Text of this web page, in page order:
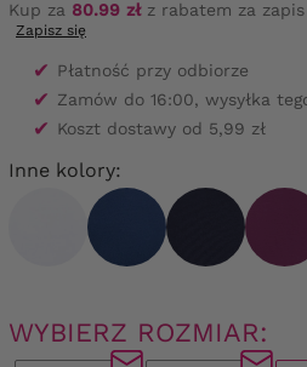
Kup za 80.99 złz rabatem za
Zapisz się
✔ Płatność przy odbiorze
✔ Zamów do 16:00, wysyłka
✔ Koszt dostawy od 5,99 zł
Inne kolory:
WYBIERZ ROZMIAR: